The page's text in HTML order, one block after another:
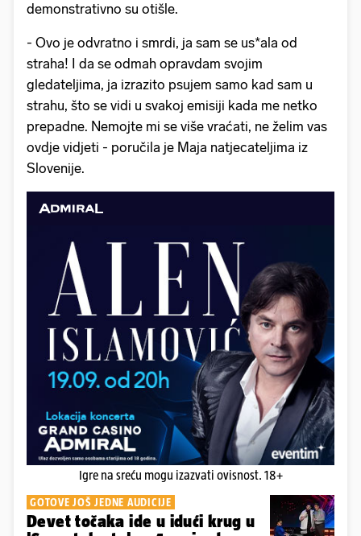
demonstrativno su otišle.
- Ovo je odvratno i smrdi, ja sam se us*ala od
straha! I da se odmah opravdam svojim
gledateljima, ja izrazito psujem samo kad sam u
strahu, što se vidi u svakoj emisiji kada me netko
prepadne. Nemojte mi se više vraćati, ne želim vas
ovdje vidjeti - poručila je Maja natjecateljima iz
Slovenije.
Igre na sreću mogu izazvati ovisnost. 18+
GOTOVE JOŠ JEDNE AUDICIJE
Devet točaka ide u idući krug u